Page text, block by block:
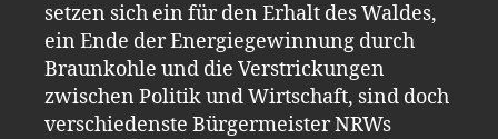
setzen sich ein für den Erhalt des Waldes,
ein Ende der Energiegewinnung durch
Braunkohle und die Verstrickungen
zwischen Politik und Wirtschaft, sind doch
verschiedenste Bürgermeister NRWs